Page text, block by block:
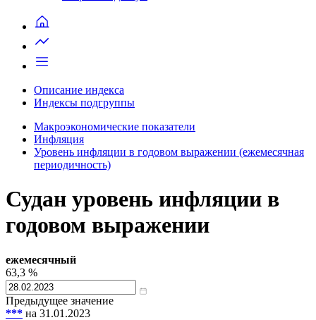
Описание индекса
Индексы подгруппы
Макроэкономические показатели
Инфляция
Уровень инфляции в годовом выражении (ежемесячная
периодичность)
Судан уровень инфляции в
годовом выражении
ежемесячный
63,3 %
Предыдущее значение
*** на 31.01.2023